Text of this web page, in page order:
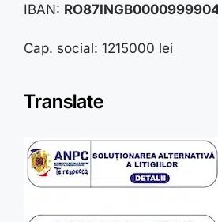
IBAN:
Cap. social: 1215000 lei
Translate